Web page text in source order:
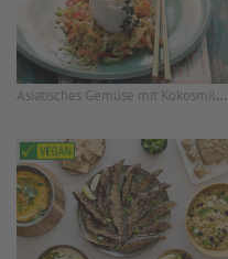
Asiatisches Gemüse mit Kokosmilch an Duftreis